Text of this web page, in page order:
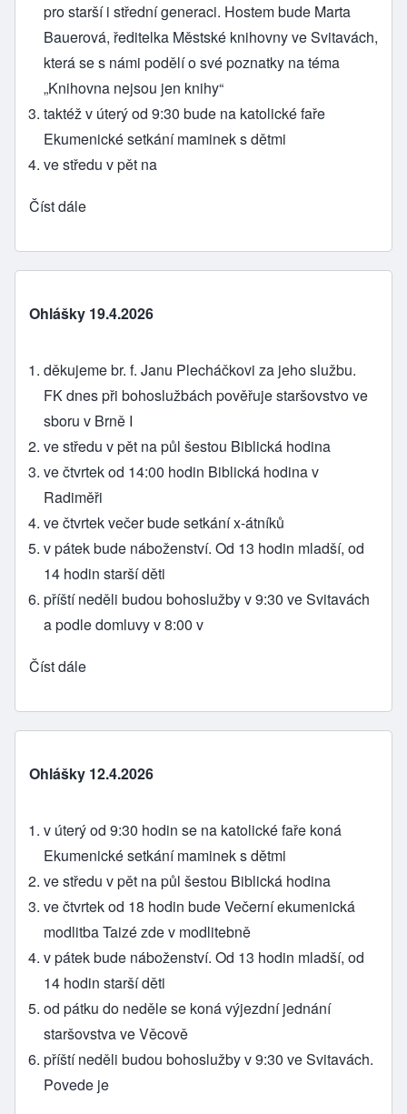
pro starší i střední generaci. Hostem bude Marta
Bauerová, ředitelka Městské knihovny ve Svitavách,
která se s námi podělí o své poznatky na téma
„Knihovna nejsou jen knihy“
taktéž v úterý od 9:30 bude na katolické faře
Ekumenické setkání maminek s dětmi
ve středu v pět na
Číst dále
Ohlášky 19.4.2026
děkujeme br. f. Janu Plecháčkovi za jeho službu.
FK dnes při bohoslužbách pověřuje staršovstvo ve
sboru v Brně I
ve středu v pět na půl šestou Biblická hodina
ve čtvrtek od 14:00 hodin Biblická hodina v
Radiměři
ve čtvrtek večer bude setkání x-átníků
v pátek bude náboženství. Od 13 hodin mladší, od
14 hodin starší děti
příští neděli budou bohoslužby v 9:30 ve Svitavách
a podle domluvy v 8:00 v
Číst dále
Ohlášky 12.4.2026
v úterý od 9:30 hodin se na katolické faře koná
Ekumenické setkání maminek s dětmi
ve středu v pět na půl šestou Biblická hodina
ve čtvrtek od 18 hodin bude Večerní ekumenická
modlitba Taizé zde v modlitebně
v pátek bude náboženství. Od 13 hodin mladší, od
14 hodin starší děti
od pátku do neděle se koná výjezdní jednání
staršovstva ve Věcově
příští neděli budou bohoslužby v 9:30 ve Svitavách.
Povede je